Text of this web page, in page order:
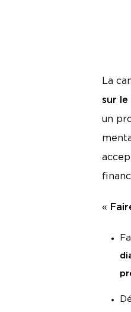
La
sur le
un
«